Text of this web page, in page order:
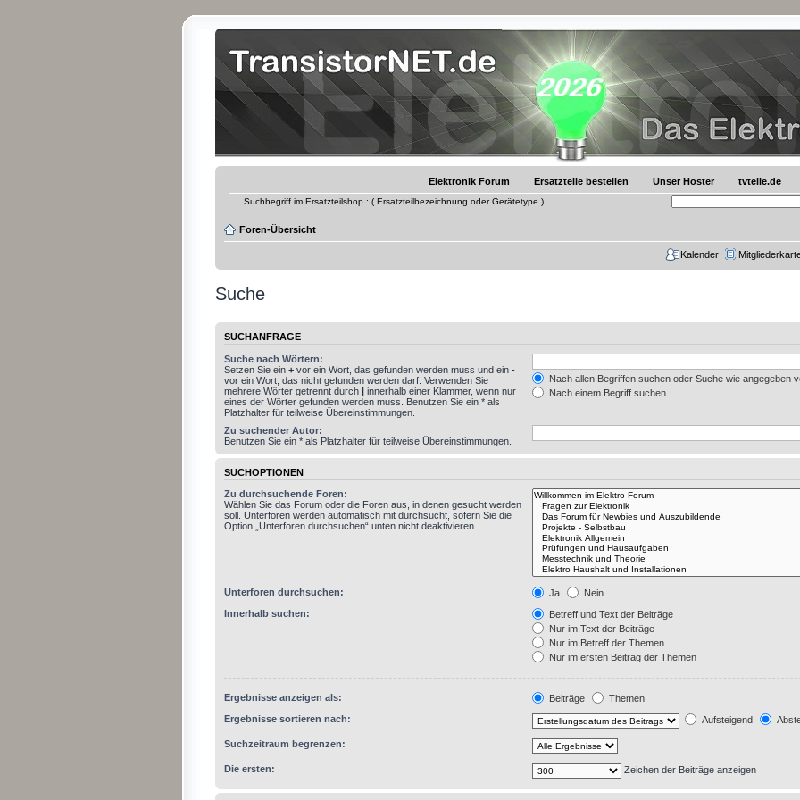
Elektronik Forum Ersatzteile bestellen Unser Hoster tvteile.de
Suchbegriff im Ersatzteilshop : ( Ersatzteilbezeichnung oder Gerätetype )
Foren-Übersicht
Kalender
Suche
SUCHANFRAGE
Suche nach Wörtern:
Setzen Sie ein + vor ein Wort, das gefunden werden muss und ein -
vor ein Wort, das nicht gefunden werden darf. Verwenden Sie
mehrere Wörter getrennt durch | innerhalb einer Klammer, wenn nur
eines der Wörter gefunden werden muss. Benutzen Sie ein * als
Platzhalter für teilweise Übereinstimmungen.
Nach allen Begriffen suchen oder Suche wie angegeben
Nach einem Begriff suchen
Zu suchender Autor:
Benutzen Sie ein * als Platzhalter für teilweise Übereinstimmungen.
SUCHOPTIONEN
Zu durchsuchende Foren:
Wählen Sie das Forum oder die Foren aus, in denen gesucht werden
soll. Unterforen werden automatisch mit durchsucht, sofern Sie die
Option „Unterforen durchsuchen“ unten nicht deaktivieren.
Unterforen durchsuchen: Ja
Nein
Innerhalb suchen:
Betreff und Text der Beiträge
Nur im Text der Beiträge
Nur im Betreff der Themen
Nur im ersten Beitrag der Themen
Ergebnisse anzeigen als: Beiträge
Themen
Ergebnisse sortieren nach:
Aufsteigend
Suchzeitraum begrenzen:
Die ersten: Zeichen der Beiträge anzeigen